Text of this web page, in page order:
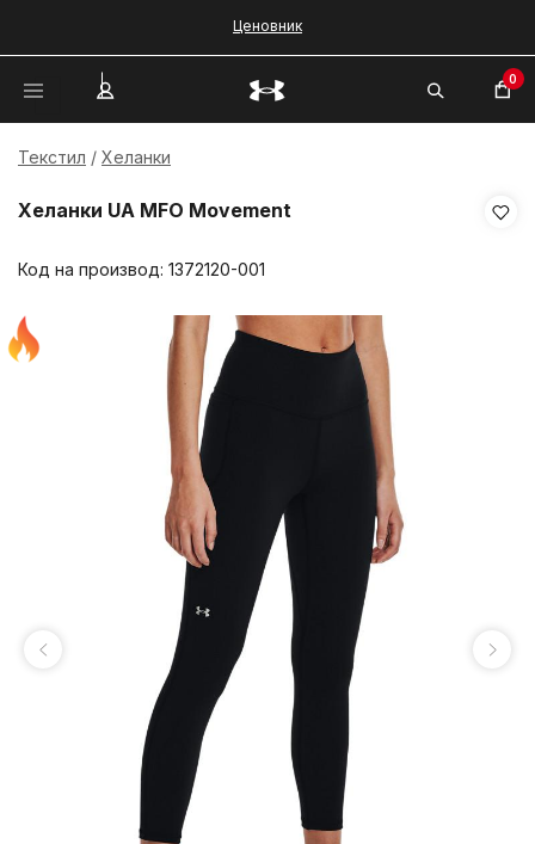
Ценовник
0
Текстил Хеланки
Хеланки UA MFO Movement
Код на производ: 1372120-001